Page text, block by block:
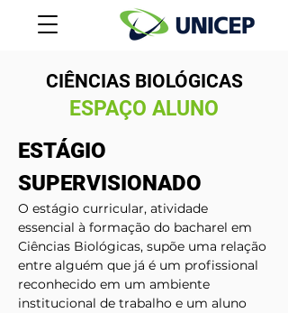
CIÊNCIAS BIOLÓGICAS
ESPAÇO ALUNO
ESTÁGIO
SUPERVISIONADO
O estágio curricular, atividade
essencial à formação do bacharel em
Ciências Biológicas, supõe uma relação
entre alguém que já é um profissional
reconhecido em um ambiente
institucional de trabalho e um aluno